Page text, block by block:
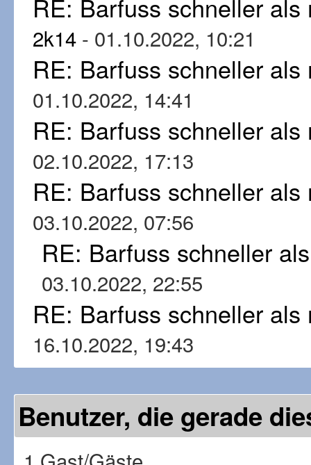
RE: Barfuss schneller
2k14 - 01.10.2022, 10:21
RE: Barfuss schneller
01.10.2022, 14:41
RE: Barfuss schneller
02.10.2022, 17:13
RE: Barfuss schneller
03.10.2022, 07:56
RE: Barfuss schneller
03.10.2022, 22:55
RE: Barfuss schneller
16.10.2022, 19:43
Benutzer, die gerade